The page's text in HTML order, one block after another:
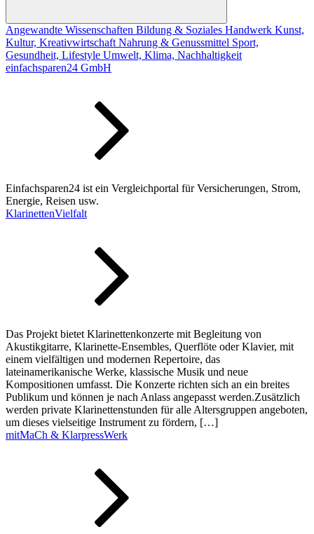
Angewandte Wissenschaften Bildung & Soziales Handwerk Kunst,
Kultur, Kreativwirtschaft Nahrung & Genussmittel Sport,
Gesundheit, Lifestyle Umwelt, Klima, Nachhaltigkeit
einfachsparen24 GmbH
Einfachsparen24 ist ein Vergleichportal für Versicherungen, Strom,
Energie, Reisen usw.
KlarinettenVielfalt
Das Projekt bietet Klarinettenkonzerte mit Begleitung von
Akustikgitarre, Klarinette-Ensembles, Querflöte oder Klavier, mit
einem vielfältigen und modernen Repertoire, das
lateinamerikanische Werke, klassische Musik und neue
Kompositionen umfasst. Die Konzerte richten sich an ein breites
Publikum und können je nach Anlass angepasst werden.Zusätzlich
werden private Klarinettenstunden für alle Altersgruppen angeboten,
um dieses vielseitige Instrument zu fördern, […]
mitMaCh & KlarpressWerk